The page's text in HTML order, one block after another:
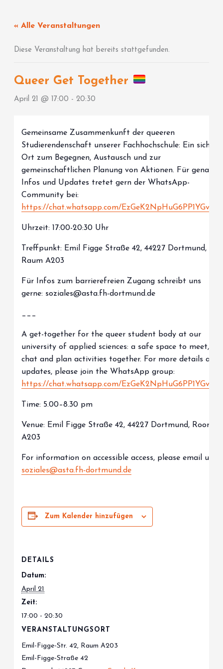
springen« Alle Veranstaltungen
Diese Veranstaltung hat bereits stattgefunden.
Queer Get Together
April 21 @ 17:00 -20:30
Gemeinsame Zusammenkunft der queeren
Studierendenschaft unserer Fachhochschule: Ein
Ort zum Begegnen, Austausch und zur
gemeinschaftlichen Planung von Aktionen. Für genaue
Infos und Updates tretet gern der WhatsApp-
Community bei:
https://chat.whatsapp.com/
Uhrzeit: 17:00-20:30 Uhr
Treffpunkt: Emil Figge Straße 42, 44227 Dortmund,
Raum A203
Für Infos zum barrierefreien Zugang schreibt uns
gerne: soziales@asta.fh-dortmund.de
___
A get-together for the queer student body at our
university of applied sciences: a safe space to meet,
chat and plan activities together. For more details and
updates, please join the WhatsApp group:
https://chat.whatsapp.com/
Time: 5.00–8.30 pm
Venue: Emil Figge Straße 42, 44227 Dortmund, Room
A203
For information on accessible access, please email us
soziales@asta.fh-dortmund.de
Zum Kalender hinzufügen
DETAILS
Datum:
April 21
Zeit:
17:00 - 20:30
VERANSTALTUNGSORT
Emil-Figge-Str. 42, Raum A203
Emil-Figge-Straße 42